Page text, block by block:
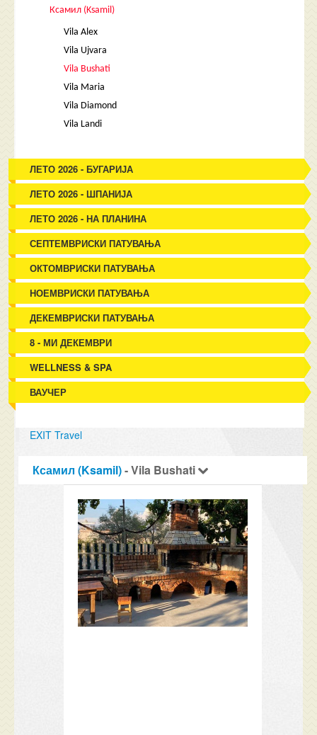
Ксамил (Ksamil)
Vila Alex
Vila Ujvara
Vila Bushati
Vila Maria
Vila Diamond
Vila Landi
ЛЕТО 2026 - БУГАРИЈА
ЛЕТО 2026 - ШПАНИЈА
ЛЕТО 2026 - НА ПЛАНИНА
СЕПТЕМВРИСКИ ПАТУВАЊА
ОКТОМВРИСКИ ПАТУВАЊА
НОЕМВРИСКИ ПАТУВАЊА
ДЕКЕМВРИСКИ ПАТУВАЊА
8 - МИ ДЕКЕМВРИ
WELLNESS & SPA
ВАУЧЕР
EXIT Travel
Ксамил (Ksamil)- Vila Bushati